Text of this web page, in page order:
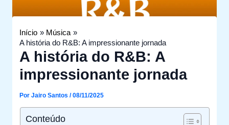
Início
Música
A história do R&B: A impressionante jornada
A história do R&B: A
impressionante jornada
PorJairo Santos/08/11/2025
Conteúdo